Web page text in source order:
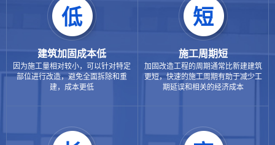
低
建筑加固成本低
因为施工量相对较小，可以针对特定
部位进行改造，避免全面拆除和重
建，成本更低
短
施工周期短
加固改造工程的周期通常比新建建筑
更短，快速的施工周期有助于减少工
期延误和相关的经济成本